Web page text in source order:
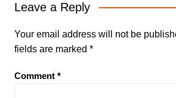
Leave a Reply
Your email address will not be
fields are marked *
Comment *